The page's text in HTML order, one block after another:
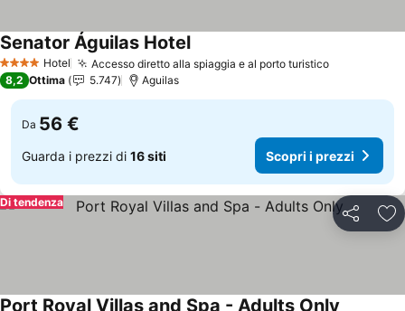
4 Stelle Hotel Accesso diretto alla spiaggia e al porto turistico
Senator Águilas Hotel
8,2 Ottima 5.747 Aguilas
Da 56 €
Guarda i prezzi di 16 siti Scopri i prezzi
Condividi
Di tendenza
Port Royal Villas and Spa - Adults Only